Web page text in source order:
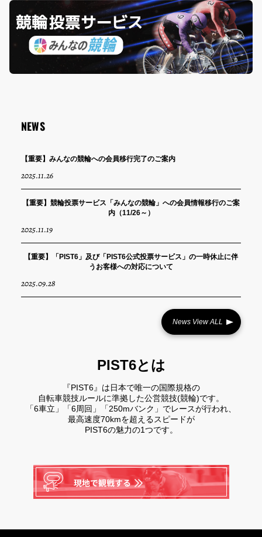
NEWS
2025.11.26
【重要】みんなの競輪への会員移行完了のご案内
2025.11.19
【重要】競輪投票サービス「みんなの競輪」への会員情報移行のご案
内（11/26～）
2025.09.28
【重要】「PIST6」及び「PIST6公式投票サービス」の一時休止に伴
うお客様への対応について
News View ALL
PIST6とは
『PIST6』は日本で唯一の国際規格の
自転車競技ルールに準拠した公営競技(競輪)です。
「6車立」「6周回」「250mバンク」でレースが行われ、
最高速度70kmを超えるスピードが
PIST6の魅力の1つです。